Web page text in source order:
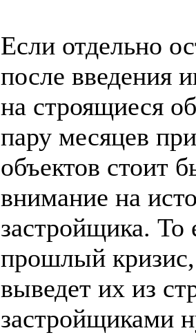
Если отдельно
после введения
на строящиеся
пару месяцев
объектов стоит
внимание на
застройщика. То
прошлый
выведет их из
застройщиками